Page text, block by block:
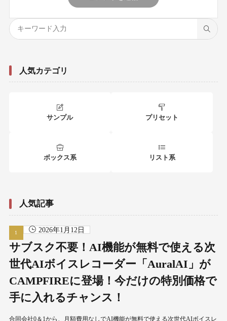
人気カテゴリ
サンプル プリセット
ボックス系 リスト系
人気記事
2026年1月12日
サブスク不要！AI機能が無料で使える次
世代AIボイスレコーダー「AuralAI」が
CAMPFIREに登場！今だけの特別価格で
手に入れるチャンス！
合同会社0＆1から、月額費用なしでAI機能が無料で使える次世代AIボイスレ